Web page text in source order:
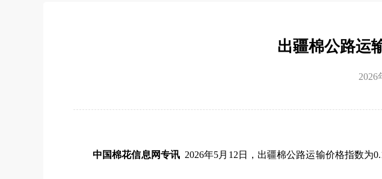
出疆棉公路运
2026
中国棉花信息网专讯2026年5月12日，出疆棉公路运输价格指数为